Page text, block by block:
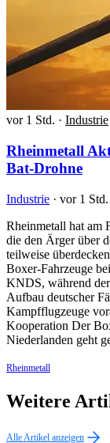
vor 1 Std. · Industrie
Rheinmetall
Bat-Drohne
Industrie · vor 1 Std.
Rheinmetall hat am
die den Ärger über
teilweise
Boxer-Fahrzeuge
KNDS, während
Aufbau deutscher
Kampfflugzeuge
Kooperation Der
Niederlanden geht
Rheinmetall
Weitere
Alle Artikel anzeigen